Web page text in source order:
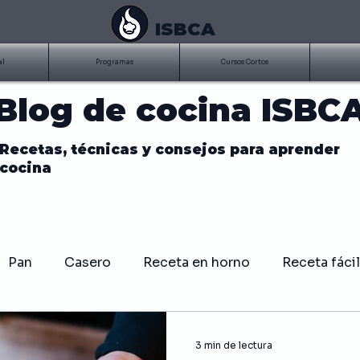
ISBCA
Programas Cursos Cortos
de cocina
Recetas, técnicas y consejos para aprender
cocina
Pan Casero Receta en horno Receta fácil
Costillitas
3 min de lectura